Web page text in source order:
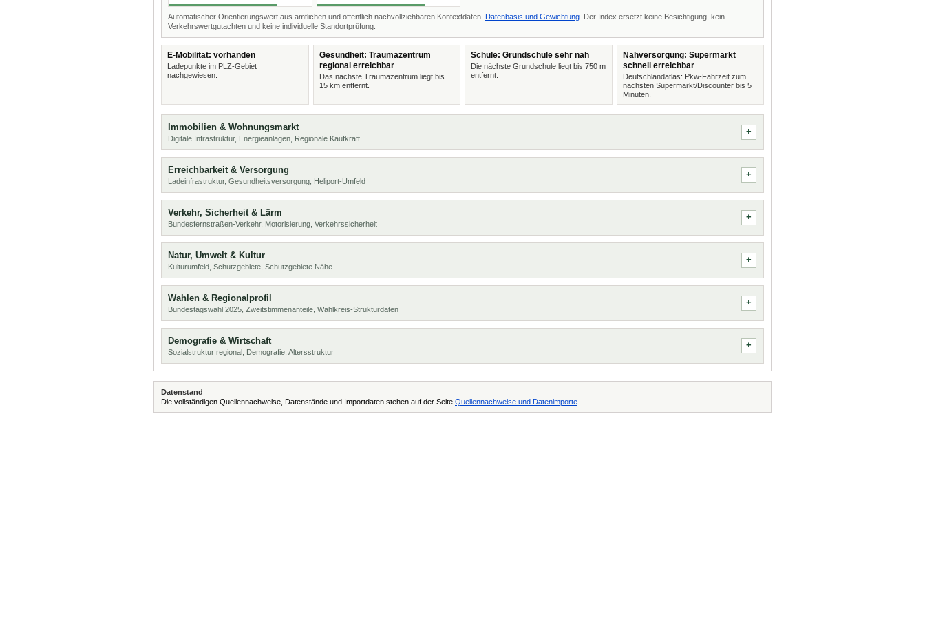
Automatischer Orientierungswert aus amtlichen und öffentlich nachvollziehbaren Kontextdaten. Datenbasis und Gewichtung . Der Index ersetzt keine Besichtigung, kein
Verkehrswertgutachten und keine individuelle Standortprüfung.
E-Mobilität: vorhanden
Ladepunkte im PLZ-Gebiet
nachgewiesen.
Gesundheit: Traumazentrum
regional erreichbar
Das nächste Traumazentrum liegt bis
15 km entfernt.
Schule: Grundschule sehr nah
Die nächste Grundschule liegt bis 750 m
entfernt.
Nahversorgung: Supermarkt
schnell erreichbar
Deutschlandatlas: Pkw-Fahrzeit zum
nächsten Supermarkt/Discounter bis 5
Minuten.
Immobilien & Wohnungsmarkt
Digitale Infrastruktur, Energieanlagen, Regionale Kaufkraft
Erreichbarkeit & Versorgung
Ladeinfrastruktur, Gesundheitsversorgung, Heliport-Umfeld
Verkehr, Sicherheit & Lärm
Bundesfernstraßen-Verkehr, Motorisierung, Verkehrssicherheit
Natur, Umwelt & Kultur
Kulturumfeld, Schutzgebiete, Schutzgebiete Nähe
Wahlen & Regionalprofil
Bundestagswahl 2025, Zweitstimmenanteile, Wahlkreis-Strukturdaten
Demografie & Wirtschaft
Sozialstruktur regional, Demografie, Altersstruktur
Datenstand
Die vollständigen Quellennachweise, Datenstände und Importdaten stehen auf der Seite Quellennachweise und Datenimporte